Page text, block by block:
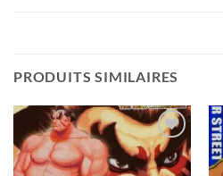
PRODUITS SIMILAIRES
Add to
wishlist